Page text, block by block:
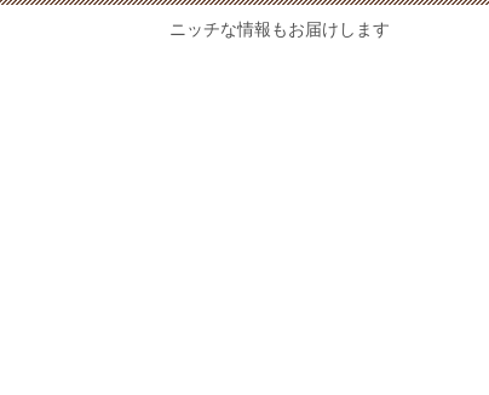
ニッチな情報もお届けします